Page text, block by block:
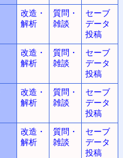
改造・
解析
質問・
雑談
セーブ
データ
投稿
改造・
解析
質問・
雑談
セーブ
データ
投稿
改造・
解析
質問・
雑談
セーブ
データ
投稿
改造・
解析
質問・
雑談
セーブ
データ
投稿